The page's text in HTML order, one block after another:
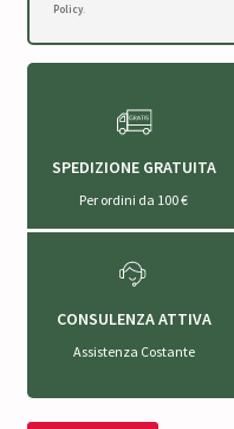
Policy.
SPEDIZIONE GRATUITA
Per ordini da 100 €
CONSULENZA ATTIVA
Assistenza Costante